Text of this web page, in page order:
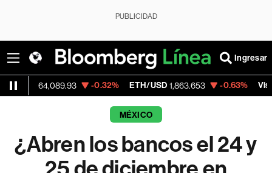
PUBLICIDAD
Ingresar
64,089.93 -0.32% ETH/USD 1,863.653 -0.63% Visa 369.59
MÉXICO
¿Abren los bancos el 24 y